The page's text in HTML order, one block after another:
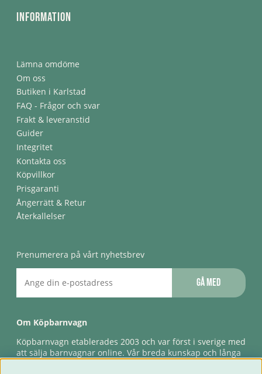
Information
Lämna omdöme
Om oss
Butiken i Karlstad
FAQ - Frågor och svar
Frakt & leveranstid
Guider
Integritet
Kontakta oss
Köpvillkor
Prisgaranti
Ångerrätt & Retur
Återkallelser
Prenumerera på vårt nyhetsbrev
Gå med
Om Köpbarnvagn
Köpbarnvagn etablerades 2003 och var först i sverige med
att sälja barnvagnar online. Vår breda kunskap och långa